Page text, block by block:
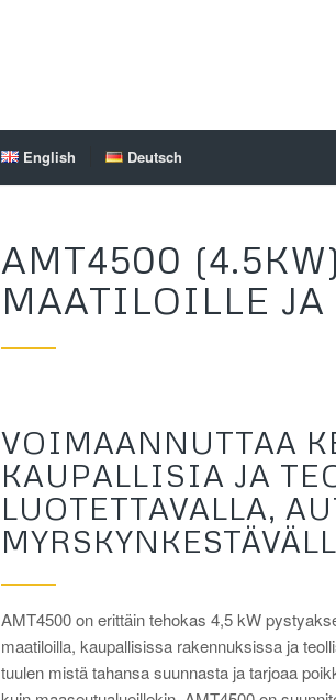
English Deutsch
AMT4500
MAATILOILLE
VOIMAANNUTTAA
KAUPALLISIA JA
LUOTETTAVALLA,
AMT4500 on erittäin tehokas 4,5 kW
maatiloilla, kaupallisissa rakennuksissa ja
tuulen mistä tahansa suunnasta ja tarjoaa